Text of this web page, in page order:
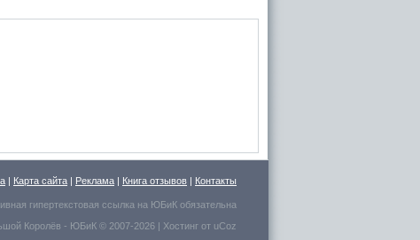
фото показалось, что это гриб в листьях
место для сна выбрал.
l_yu
| Карта сайта | Реклама | Книга отзывов | Контакты
гипертекстовая ссылка на ЮБиК обязательна
Королёв - ЮБиК © 2007-2026 | Хостинг от uCoz